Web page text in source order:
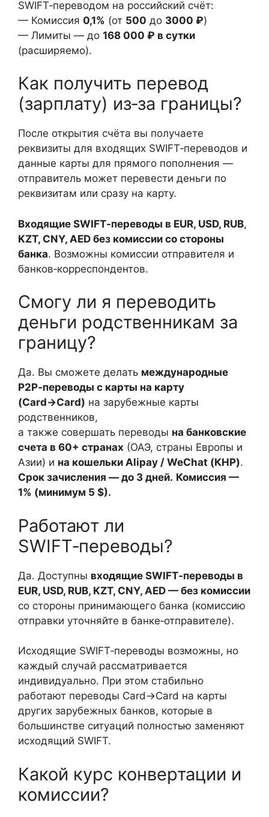
SWIFT‑переводом на российский счёт:
— Комиссия 0,1% (от 500 до 3000 ₽)
— Лимиты — до 168 000 ₽ в сутки
(расширяемо).
Как получить перевод
(зарплату) из‑за границы?
После открытия счёта вы получаете
реквизиты для входящих SWIFT‑переводов и
данные карты для прямого пополнения —
отправитель может перевести деньги по
реквизитам или сразу на карту.
Входящие SWIFT‑переводы в EUR, USD, RUB,
KZT, CNY, AED без комиссии со стороны
банка. Возможны комиссии отправителя и
банков‑корреспондентов.
Смогу ли я переводить
деньги родственникам за
границу?
Да. Вы сможете делать международные
P2P‑переводы с карты на карту
(Card→Card) на зарубежные карты
родственников,
а также совершать переводы на банковские
счета в 60+ странах (ОАЭ, страны Европы и
Азии) и на кошельки Alipay / WeChat (КНР).
Срок зачисления — до 3 дней. Комиссия —
1% (минимум 5 $).
Работают ли
SWIFT‑переводы?
Да. Доступны входящие SWIFT‑переводы в
EUR, USD, RUB, KZT, CNY, AED — без комиссии
со стороны принимающего банка (комиссию
отправки уточняйте в банке‑отправителе).
Исходящие SWIFT‑переводы возможны, но
каждый случай рассматривается
индивидуально. При этом стабильно
работают переводы Card→Card на карты
других зарубежных банков, которые в
большинстве ситуаций полностью заменяют
исходящий SWIFT.
Какой курс конвертации и
комиссии?